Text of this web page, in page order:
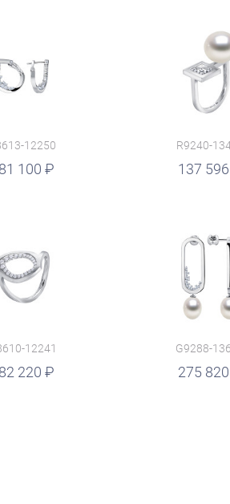
12250
100
R9240-
137 596
руб.
12241
220
G9288-
275 820
руб.